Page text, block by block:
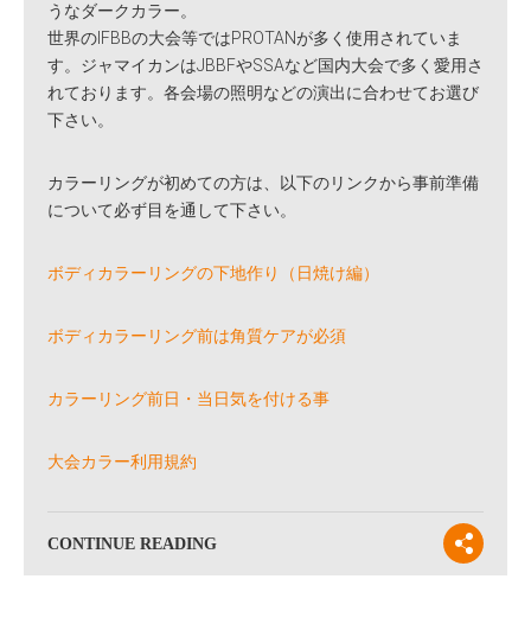
うなダークカラー。
世界のIFBBの大会等ではPROTANが多く使用されていま
す。ジャマイカンはJBBFやSSAなど国内大会で多く愛用さ
れております。各会場の照明などの演出に合わせてお選び
下さい。
カラーリングが初めての方は、以下のリンクから事前準備
について必ず目を通して下さい。
ボディカラーリングの下地作り（日焼け編）
ボディカラーリング前は角質ケアが必須
カラーリング前日・当日気を付ける事
大会カラー利用規約
CONTINUE READING